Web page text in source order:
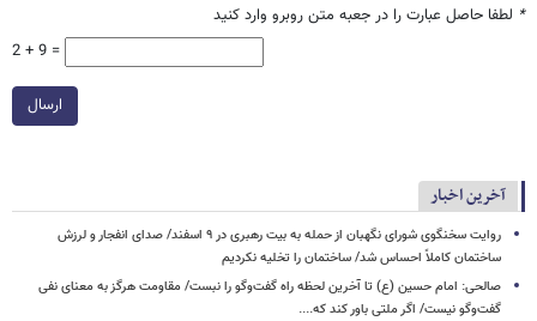
* لطفا حاصل عبارت را در جعبه متن روبرو وارد کنید
2 + 9 =
ارسال
آخرین اخبار
روایت سخنگوی شورای نگهبان از حمله به بیت رهبری در ۹ اسفند/ صدای انفجار و لرزش
ساختمان کاملاً احساس شد/ ساختمان را تخلیه نکردیم
صالحی: امام حسین (ع) تا آخرین لحظه راه گفت‌وگو را نبست/ مقاومت هرگز به معنای نفی
گفت‌وگو نیست/ اگر ملتی باور کند که....